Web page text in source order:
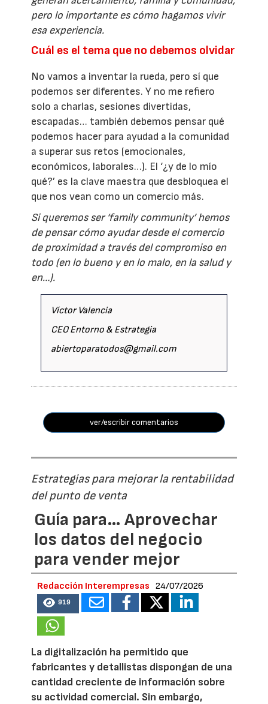
pero lo importante es cómo hagamos vivir
esa experiencia.
Cuál es el tema que no debemos olvidar
No vamos a inventar la rueda, pero sí que
podemos ser diferentes. Y no me refiero
solo a charlas, sesiones divertidas,
escapadas… también debemos pensar qué
podemos hacer para ayudad a la comunidad
a superar sus retos (emocionales,
económicos, laborales…). El ‘¿y de lo mío
qué?’ es la clave maestra que desbloquea el
que nos vean como un comercio más.
Si queremos ser ‘family community’ hemos
de pensar cómo ayudar desde el comercio
de proximidad a través del compromiso en
todo (en lo bueno y en lo malo, en la salud y
en…).
Víctor Valencia
CEO Entorno & Estrategia
abiertoparatodos@gmail.com
ver/escribir comentarios
Estrategias para mejorar la rentabilidad
del punto de venta
Guía para… Aprovechar
los datos del negocio
para vender mejor
Redacción Interempresas 24/07/2026
919
La digitalización ha permitido que
fabricantes y detallistas dispongan de una
cantidad creciente de información sobre
su actividad comercial. Sin embargo,